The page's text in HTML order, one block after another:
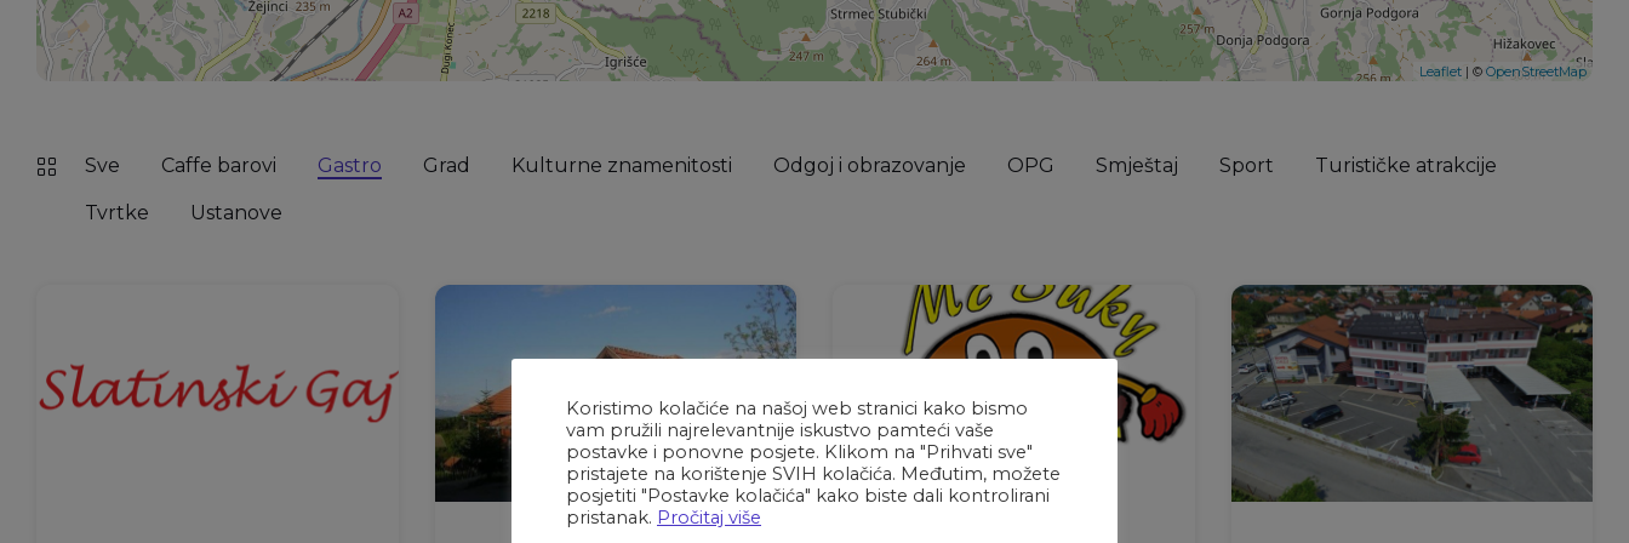
Leaflet | © OpenStreetMap
Sve Caffe barovi Gastro Grad Kulturne znamenitosti Odgoj i obrazovanje OPG Smještaj Sport Turističke atrakcije
Tvrtke Ustanove
Koristimo kolačiće na našoj web stranici kako bismo
vam pružili najrelevantnije iskustvo pamteći vaše
postavke i ponovne posjete. Klikom na "Prihvati sve"
pristajete na korištenje SVIH kolačića. Međutim, možete
posjetiti "Postavke kolačića" kako biste dali kontrolirani
pristanak. Pročitaj više